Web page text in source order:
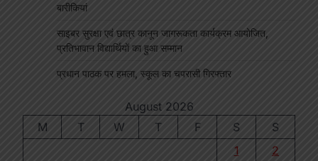
बारीकियां
साइबर सुरक्षा एवं छात्र कानून जागरूकता कार्यक्रम आयोजित,
प्रतिभावान विद्यार्थियों का हुआ सम्मान
प्रधान पाठक पर हमला, स्कूल का चपरासी गिरफ्तार
August 2026
M
T W T F S
S
1
2